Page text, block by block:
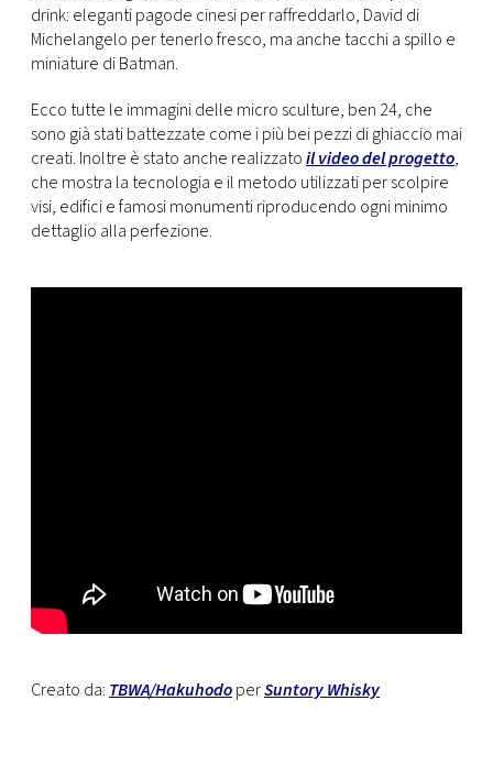
drink: eleganti pagode cinesi per raffreddarlo, David di
Michelangelo per tenerlo fresco, ma anche tacchi a spillo e
miniature di Batman.
Ecco tutte le immagini delle micro sculture, ben 24, che
sono già stati battezzate come i più bei pezzi di ghiaccio mai
creati. Inoltre è stato anche realizzatoil video del progetto,
che mostra la tecnologia e il metodo utilizzati per scolpire
visi, edifici e famosi monumenti riproducendo ogni minimo
dettaglio alla perfezione.
Creato da: TBWA/HakuhodoperSuntory Whisky